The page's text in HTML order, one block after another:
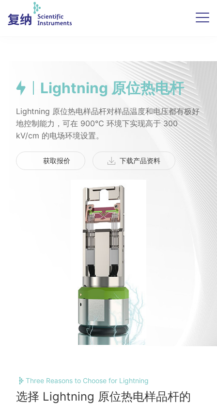
Lightning 原位热电杆
Lightning 原位热电样品杆对样品温度和电压都有极好
地控制能力，可在 900℃ 环境下实现高于 300
kV/cm 的电场环境设置。
获取报价 下载产品资料
Three Reasons to Choose for Lightning
选择 Lightning 原位热电样品杆的